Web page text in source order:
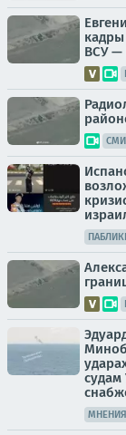
ВСУ —
СМИ
судам
МНЕНИЯ